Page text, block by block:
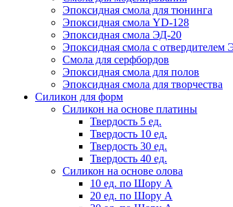
Эпоксидная смола для тюнинга
Эпоксидная смола YD-128
Эпоксидная смола ЭД-20
Эпоксидная смола с
Смола для серфбордов
Эпоксидная смола для полов
Эпоксидная смола для творчества
Силикон для форм
Силикон на основе платины
Твердость 5 ед.
Твердость 10 ед.
Твердость 30 ед.
Твердость 40 ед.
Силикон на основе олова
10 ед. по Шору А
20 ед. по Шору А